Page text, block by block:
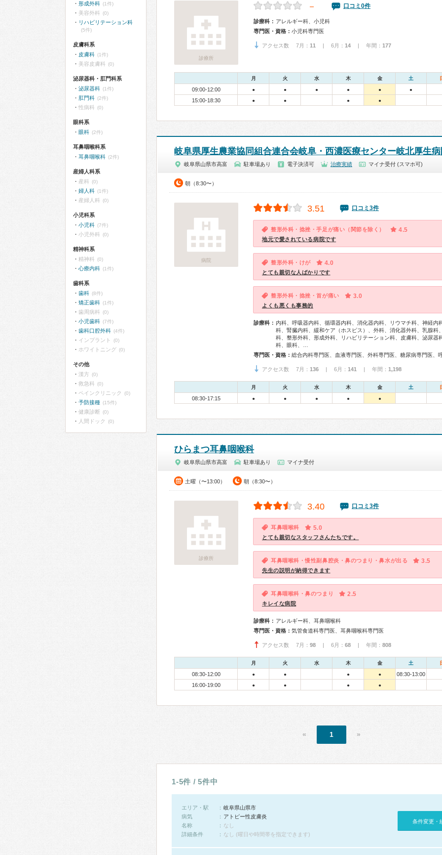
診療所
－ 口コミ0件
診療科： アレルギー科、小児科
専門医・資格： 小児科専門医
アクセス数 7月： 11 | 6月： 14 | 年間： 177
月 火 水 木 金 土
09:00-12:00 ● ● ● ● ● ●
15:00-18:30 ● ● ● ●
岐阜県厚生農業協同組合連合会岐阜・西濃医療センター岐北厚生
岐阜県山県市高富 駐車場あり 電子決済可 治療実績 マイナ受付 (スマホ可)
朝（8:30〜）
病院
3.51 口コミ3件
整形外科・捻挫・手足が痛い（関節を除く） 4.5
地元で愛されている病院です
整形外科・けが 4.0
とても親切な人ばかりです
整形外科・捻挫・首が痛い 3.0
よくも悪くも事務的
診療科： 内科、呼吸器内科、循環器内科、消化器内科、リウマチ科、神経内
科、腎臓内科、緩和ケア（ホスピス）、外科、消化器外科、乳腺科
科、整形外科、形成外科、リハビリテーション科、皮膚科、泌尿器
科、眼科、…
専門医・資格：
アクセス数 7月： 136 | 6月： 141 | 年間： 1,198
月 火 水 木 金 土
08:30-17:15 ● ● ● ● ●
ひらまつ耳鼻咽喉科
岐阜県山県市高富 駐車場あり マイナ受付
土曜（〜13:00） 朝（8:30〜）
診療所
3.40 口コミ3件
耳鼻咽喉科 5.0
とても親切なスタッフさんたちです。
耳鼻咽喉科・慢性副鼻腔炎・鼻のつまり・鼻水が出る 3.5
先生の説明が納得できます
耳鼻咽喉科・鼻のつまり 2.5
キレイな病院
診療科： アレルギー科、耳鼻咽喉科
専門医・資格： 気管食道科専門医、耳鼻咽喉科専門医
アクセス数 7月： 98 | 6月： 68 | 年間： 808
月 火 水 木 金 土
08:30-12:00 ● ● ● ●
08:30-13:00
16:00-19:00
● ● ● ●
« 1 »
1-5件 / 5件中
エリア・駅
岐阜県山県市
病気
アトピー性皮膚炎
名称
なし
詳細条件
なし (曜日や時間帯を指定できます)
条件変更・
形成外科 (1件)
美容外科 (0)
リハビリテーション科
(5件)
皮膚科系
皮膚科 (1件)
美容皮膚科 (0)
泌尿器科・肛門科系
泌尿器科 (1件)
肛門科 (2件)
性病科 (0)
眼科系
眼科 (2件)
耳鼻咽喉科系
耳鼻咽喉科 (2件)
産婦人科系
産科 (0)
婦人科 (1件)
産婦人科 (0)
小児科系
小児科 (7件)
小児外科 (0)
精神科系
精神科 (0)
心療内科 (1件)
歯科系
歯科 (8件)
矯正歯科 (1件)
歯周病科 (0)
小児歯科 (7件)
歯科口腔外科 (4件)
インプラント (0)
ホワイトニング (0)
その他
漢方 (0)
救急科 (0)
ペインクリニック (0)
予防接種 (15件)
健康診断 (0)
人間ドック (0)